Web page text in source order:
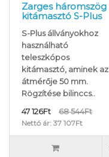
Zarges háromszög
kitámasztó S-Plus
S-Plus állványokhoz
használható
teleszkópos
kitámasztó, aminek az
átmérője 50 mm.
Rögzítése bilinccs..
47 126Ft
68 544Ft
Nettó ár: 37 107Ft